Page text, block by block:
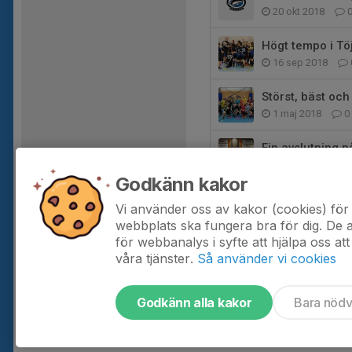
20 okt 2018 0
Högt tempo i
16 sep 2018
Störst, bäst
1 maj 2018 0
Fin avslutning
10 mar 2018
Godkänn kakor
Vi använder oss av kakor (cookies)
webbplats ska fungera bra för dig. De
för webbanalys i syfte att hjälpa oss
våra tjänster. Så använder vi cookies
Godkänn alla kakor Bara